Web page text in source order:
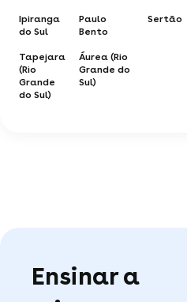
Ipiranga
do Sul
Paulo
Bento
Sertão
Tapejara
(Rio
Grande
do Sul)
Áurea (Rio
Grande do
Sul)
Ensinar a